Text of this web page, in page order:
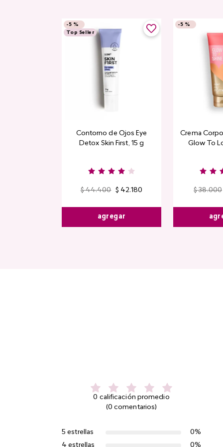
-5 %
Top Seller
Contorno de Ojos Eye
Detox Skin First, 15 g
$ 44.400 $ 42.180
agregar
-5 %
Crema
Glow To
$ 38.000
0 calificación promedio
(0 comentarios)
5 estrellas
0%
4 estrellas
0%